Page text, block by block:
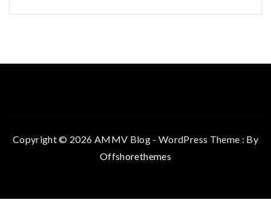
Copyright © 2026 AMMV Blog - WordPress Theme : By
Offshorethemes